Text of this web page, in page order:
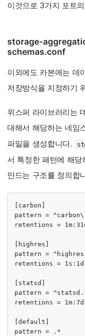
이것으로 3가지 포트
storage-
schemas.conf
이외에도 카본에는 데
저장방식을 지정하기
위스퍼 라이브러리는
대해서 해당하는 네임
파일을 생성합니다.
서 특정한 패턴에 해
만드는 구조를 정의합
[carbon]
pattern =
retentions =
[highres]
pattern =
retentions =
[statsd]
pattern =
retentions =
[default]
pattern = .*